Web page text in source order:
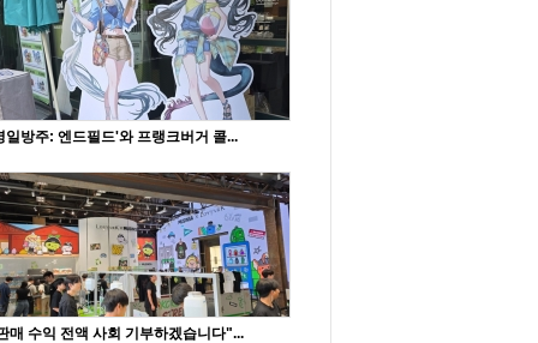
일방주: 엔드필드'와 프랭크버거 콜...
매 수익 전액 사회 기부하겠습니다"...